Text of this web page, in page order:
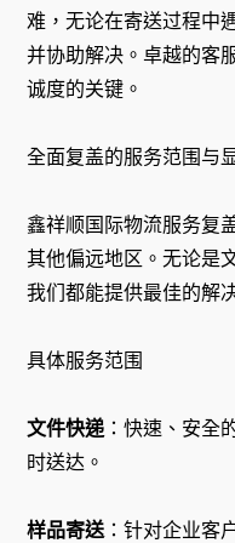
难，无论在寄送过程中
并协助解决。卓越的客
诚度的关键。
全面复盖的服务范围与
鑫祥顺国际物流服务复
其他偏远地区。无论是
我们都能提供最佳的解
具体服务范围
文件快递 ：快速、安全
时送达。
样品寄送：针对企业客